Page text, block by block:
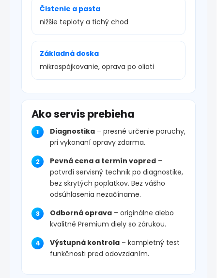
Čistenie a pasta
nižšie teploty a tichý chod
Základná doska
mikrospájkovanie, oprava po oliati
Ako servis prebieha
Diagnostika – presné určenie poruchy,
pri vykonaní opravy zdarma.
Pevná cena a termín vopred –
potvrdí servisný technik po diagnostike,
bez skrytých poplatkov. Bez vášho
odsúhlasenia nezačíname.
Odborná oprava – originálne alebo
kvalitné Premium diely so zárukou.
Výstupná kontrola – kompletný test
funkčnosti pred odovzdaním.